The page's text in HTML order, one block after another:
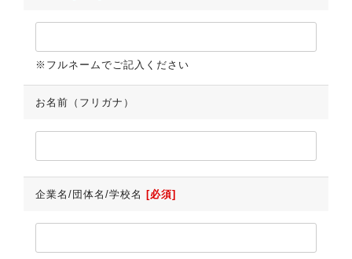
※フルネームでご記入ください
お名前（フリガナ）
企業名/団体名/学校名 [必須]